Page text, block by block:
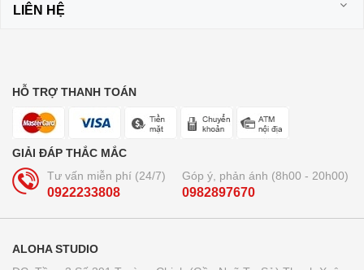
LIÊN HỆ
HỖ TRỢ THANH TOÁN
GIẢI ĐÁP THẮC MẮC
Tư vấn miễn phí (24/7)
0922233808
Góp ý, phản ánh (8h00 - 20h00)
0982897670
ALOHA STUDIO